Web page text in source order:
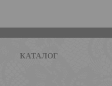
КАТАЛОГ